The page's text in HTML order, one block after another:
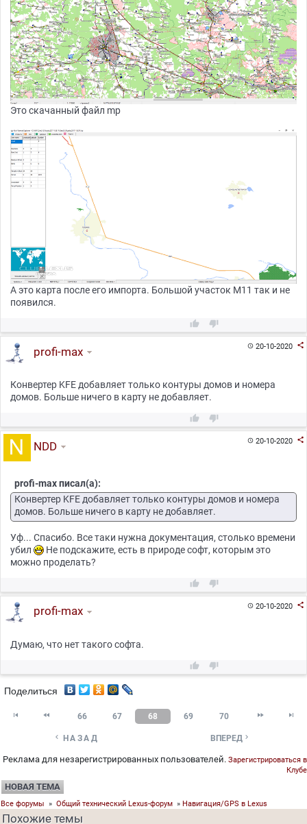
Это скачанный файл mp
А это карта после его импорта. Большой участок М11 так и не
появился.
 
20-10-2020 
profi-max
Конвертер KFE добавляет только контуры домов и номера
домов. Больше ничего в карту не добавляет.
 
20-10-2020 
NDD
profi-max писал(а):
Конвертер KFE добавляет только контуры домов и номера
домов. Больше ничего в карту не добавляет.
Уф... Спасибо. Все таки нужна документация, столько времени
убил
Не подскажите, есть в природе софт, которым это
можно проделать?
 
20-10-2020 
profi-max
Думаю, что нет такого софта.
 
Поделиться
  66 67 68 69 70  
 НАЗАД ВПЕРЕД 
Реклама для незарегистрированных пользователей. Зарегистрироваться в
Клубе
НОВАЯ ТЕМА
Все форумы » Общий технический Lexus-форум » Навигация/GPS в Lexus
Похожие темы